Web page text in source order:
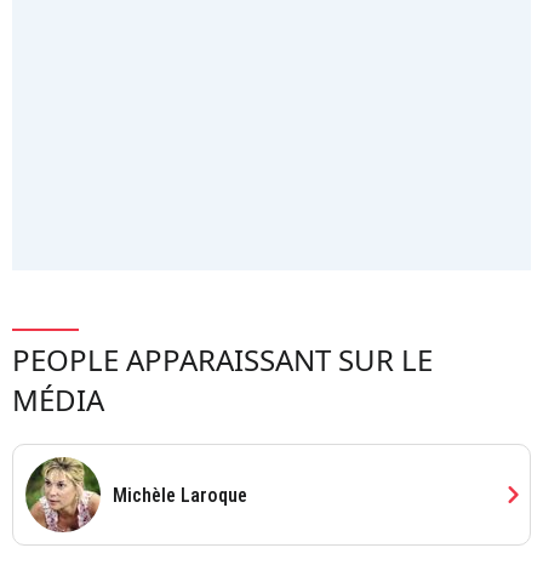
PEOPLE APPARAISSANT SUR LE
MÉDIA
Michèle Laroque chevron_right